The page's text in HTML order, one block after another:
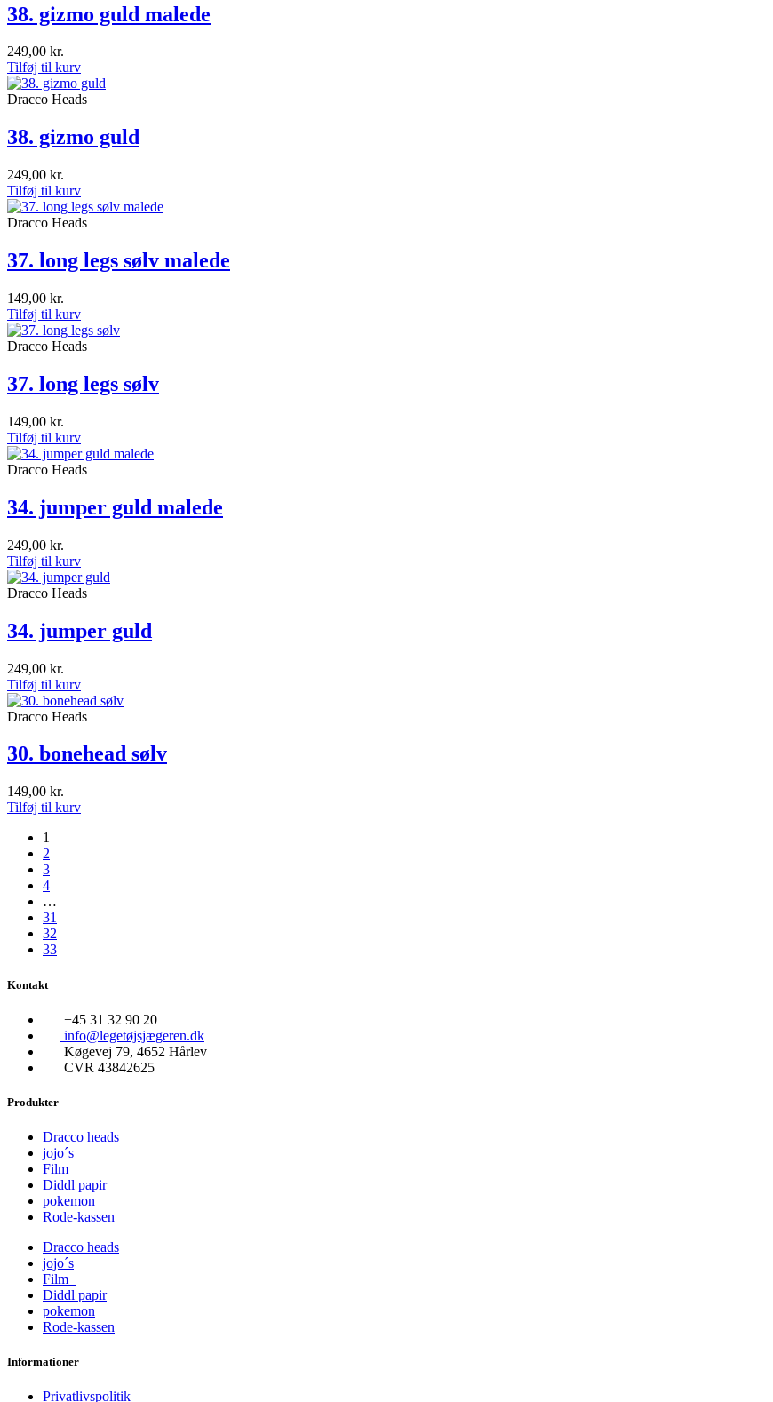
38. gizmo guld malede
249,00 kr.
Tilføj til kurv
Dracco Heads
38. gizmo guld
249,00 kr.
Tilføj til kurv
Dracco Heads
37. long legs sølv malede
149,00 kr.
Tilføj til kurv
Dracco Heads
37. long legs sølv
149,00 kr.
Tilføj til kurv
Dracco Heads
34. jumper guld malede
249,00 kr.
Tilføj til kurv
Dracco Heads
34. jumper guld
249,00 kr.
Tilføj til kurv
Dracco Heads
30. bonehead sølv
149,00 kr.
Tilføj til kurv
1
2
3
4
…
31
32
33
Kontakt
+45 31 32 90 20
info@legetøjsjægeren.dk
Køgevej 79, 4652 Hårlev
CVR 43842625
Produkter
Dracco heads
jojo´s
Film
Diddl papir
pokemon
Rode-kassen
Dracco heads
jojo´s
Film
Diddl papir
pokemon
Rode-kassen
Informationer
Privatlivspolitik